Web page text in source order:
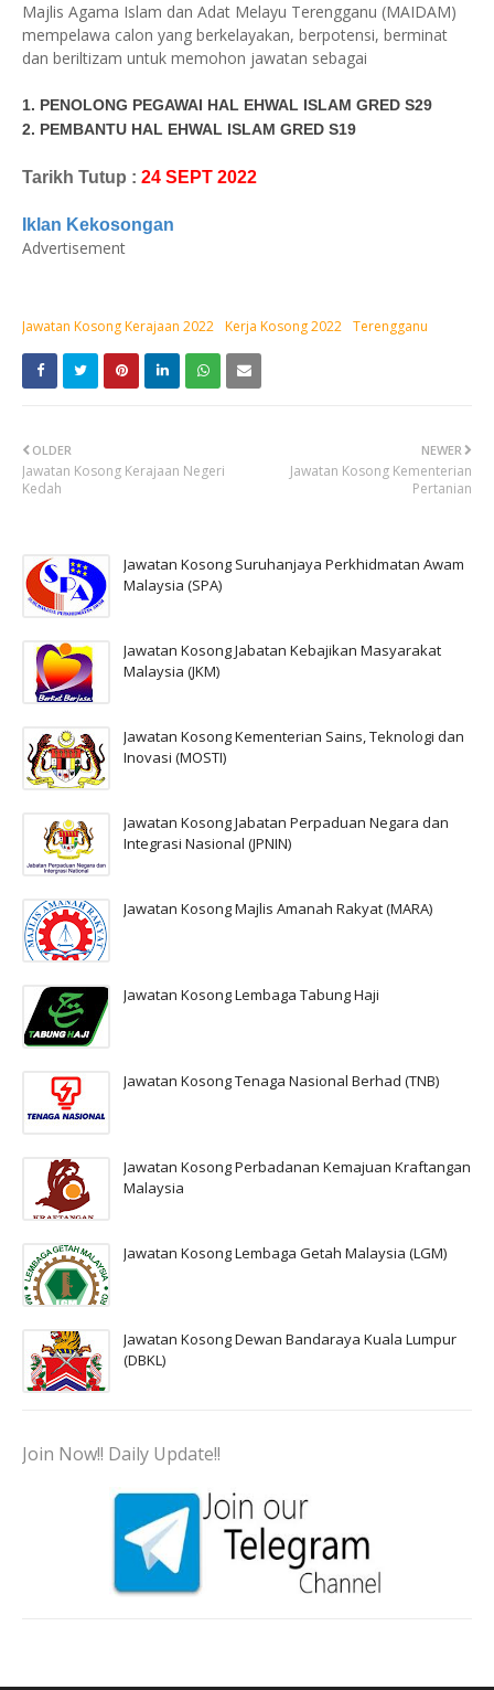
Majlis Agama Islam dan Adat Melayu Terengganu (MAIDAM)
mempelawa calon yang berkelayakan, berpotensi, berminat
dan beriltizam untuk memohon jawatan sebagai
1. PENOLONG PEGAWAI HAL EHWAL ISLAM GRED S29
2. PEMBANTU HAL EHWAL ISLAM GRED S19
Tarikh Tutup : 24 SEPT 2022
Iklan Kekosongan
Advertisement
Jawatan Kosong Kerajaan 2022 Kerja Kosong 2022 Terengganu
NEWER
Jawatan Kosong Kementerian
Pertanian
OLDER
Jawatan Kosong Kerajaan Negeri
Kedah
Jawatan Kosong Suruhanjaya Perkhidmatan Awam
Malaysia (SPA)
Jawatan Kosong Jabatan Kebajikan Masyarakat
Malaysia (JKM)
Jawatan Kosong Kementerian Sains, Teknologi dan
Inovasi (MOSTI)
Jawatan Kosong Jabatan Perpaduan Negara dan
Integrasi Nasional (JPNIN)
Jawatan Kosong Majlis Amanah Rakyat (MARA)
Jawatan Kosong Lembaga Tabung Haji
Jawatan Kosong Tenaga Nasional Berhad (TNB)
Jawatan Kosong Perbadanan Kemajuan Kraftangan
Malaysia
Jawatan Kosong Lembaga Getah Malaysia (LGM)
Jawatan Kosong Dewan Bandaraya Kuala Lumpur
(DBKL)
Join Now!! Daily Update!!